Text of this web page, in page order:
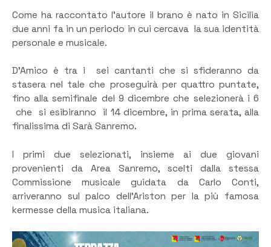
Come ha raccontato l’autore il brano è nato in Sicilia
due anni fa in un periodo in cui cercava la sua identità
personale e musicale.
D’Amico è tra i sei cantanti che si sfideranno da
stasera nel tale che proseguirà per quattro puntate,
fino alla semifinale del 9 dicembre che selezionerà i 6
che si esibiranno il 14 dicembre, in prima serata, alla
finalissima di Sarà Sanremo.
I primi due selezionati, insieme ai due giovani
provenienti da Area Sanremo, scelti dalla stessa
Commissione musicale guidata da Carlo Conti,
arriveranno sul palco dell’Ariston per la più famosa
kermesse della musica italiana.